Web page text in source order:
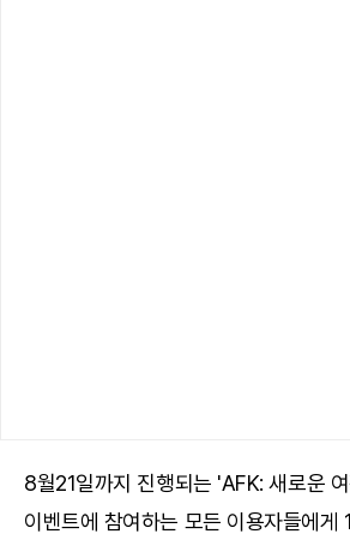
8월21일까지 진행되는 'AFK: 새로운
이벤트에 참여하는 모든 이용자들에게